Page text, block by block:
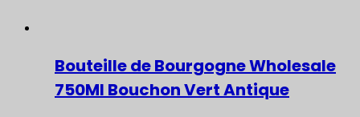
Bouteille de Bourgogne Wholesale
750Ml Bouchon Vert Antique